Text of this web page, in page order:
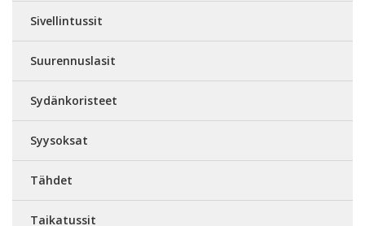
Sivellintussit
Suurennuslasit
Sydänkoristeet
Syysoksat
Tähdet
Taikatussit